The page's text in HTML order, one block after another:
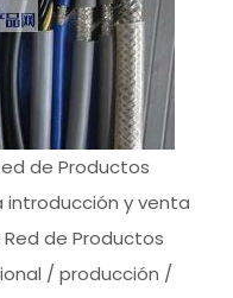
de Productos
introducción y venta
de Productos
/ producción /